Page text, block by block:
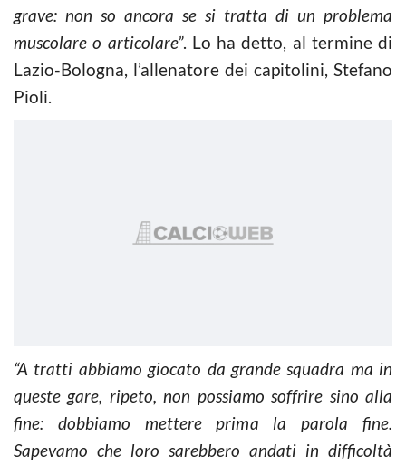
grave: non so ancora se si tratta di un problema
muscolare o articolare”. Lo ha detto, al termine di
Lazio-Bologna, l’allenatore dei capitolini, Stefano
Pioli.
“A tratti abbiamo giocato da grande squadra ma in
queste gare, ripeto, non possiamo soffrire sino alla
fine: dobbiamo mettere prima la parola fine.
Sapevamo che loro sarebbero andati in difficoltà